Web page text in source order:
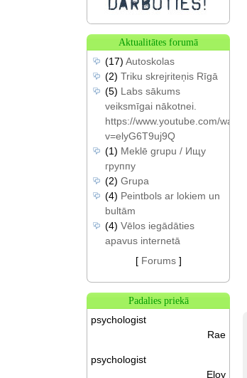
Aktualitātes forumā
(17) Autoskolas
(2) Triku skrejriteņis Rīgā
(5) Labs sākums
veiksmīgai nākotnei.
https://www.youtube.com/watch?
v=elyG6T9uj9Q
(1) Meklē grupu / Ищу
группу
(2) Grupa
(4) Peintbols ar lokiem un
bultām
(4) Vēlos iegādāties
apavus internetā
[ Forums]
Padalies priekā
psychologist
Rae
psychologist
Eloy